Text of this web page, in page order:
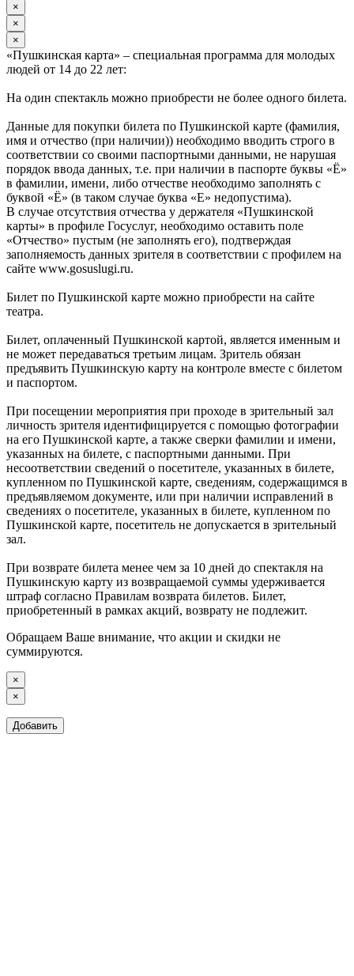
×
×
×
«Пушкинская карта» – специальная программа для молодых
людей от 14 до 22 лет:
На один спектакль можно приобрести не более одного билета.
Данные для покупки билета по Пушкинской карте (фамилия,
имя и отчество (при наличии)) необходимо вводить строго в
соответствии со своими паспортными данными, не нарушая
порядок ввода данных, т.е. при наличии в паспорте буквы «Ё»
в фамилии, имени, либо отчестве необходимо заполнять с
буквой «Ё» (в таком случае буква «Е» недопустима).
В случае отсутствия отчества у держателя «Пушкинской
карты» в профиле Госуслуг, необходимо оставить поле
«Отчество» пустым (не заполнять его), подтверждая
заполняемость данных зрителя в соответствии с профилем на
сайте www.gosuslugi.ru.
Билет по Пушкинской карте можно приобрести на сайте
театра.
Билет, оплаченный Пушкинской картой, является именным и
не может передаваться третьим лицам. Зритель обязан
предъявить Пушкинскую карту на контроле вместе с билетом
и паспортом.
При посещении мероприятия при проходе в зрительный зал
личность зрителя идентифицируется с помощью фотографии
на его Пушкинской карте, а также сверки фамилии и имени,
указанных на билете, с паспортными данными. При
несоответствии сведений о посетителе, указанных в билете,
купленном по Пушкинской карте, сведениям, содержащимся в
предъявляемом документе, или при наличии исправлений в
сведениях о посетителе, указанных в билете, купленном по
Пушкинской карте, посетитель не допускается в зрительный
зал.
При возврате билета менее чем за 10 дней до спектакля на
Пушкинскую карту из возвращаемой суммы удерживается
штраф согласно Правилам возврата билетов. Билет,
приобретенный в рамках акций, возврату не подлежит.
Обращаем Ваше внимание, что акции и скидки не
суммируются.
×
×
Добавить